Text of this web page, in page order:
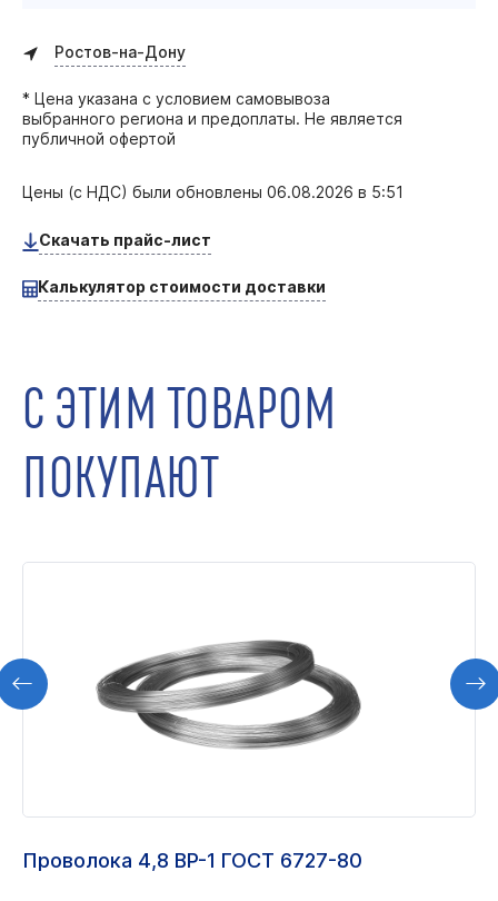
Ростов-на-Дону
* Цена указана с условием самовывоза
выбранного региона и предоплаты. Не является
публичной офертой
Цены (с НДС) были обновлены 06.08.2026 в 5:51
Скачать прайс-лист
Калькулятор стоимости доставки
С ЭТИМ ТОВАРОМ
ПОКУПАЮТ
Проволока 4,8 ВР-1 ГОСТ 6727-80